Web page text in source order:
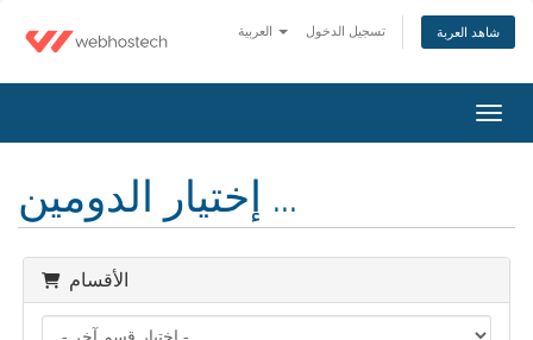
تسجيل الدخول شاهد العربة
إختيار الدومين ...
الأقسام